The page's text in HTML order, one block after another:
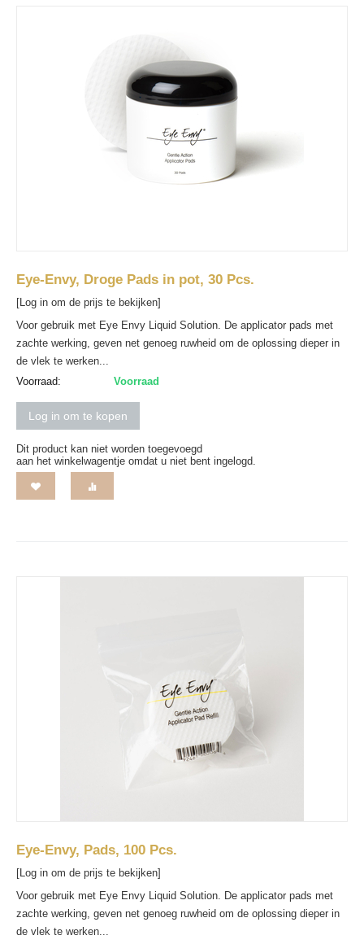
Eye-Envy, Droge Pads in pot, 30 Pcs.
[Log in om de prijs te bekijken]
Voor gebruik met Eye Envy Liquid Solution. De applicator pads met
zachte werking, geven net genoeg ruwheid om de oplossing dieper in
de vlek te werken...
Voorraad:
Voorraad
Log in om te kopen
Dit product kan niet worden toegevoegd
aan het winkelwagentje omdat u niet bent ingelogd.
Eye-Envy, Pads, 100 Pcs.
[Log in om de prijs te bekijken]
Voor gebruik met Eye Envy Liquid Solution. De applicator pads met
zachte werking, geven net genoeg ruwheid om de oplossing dieper in
de vlek te werken...